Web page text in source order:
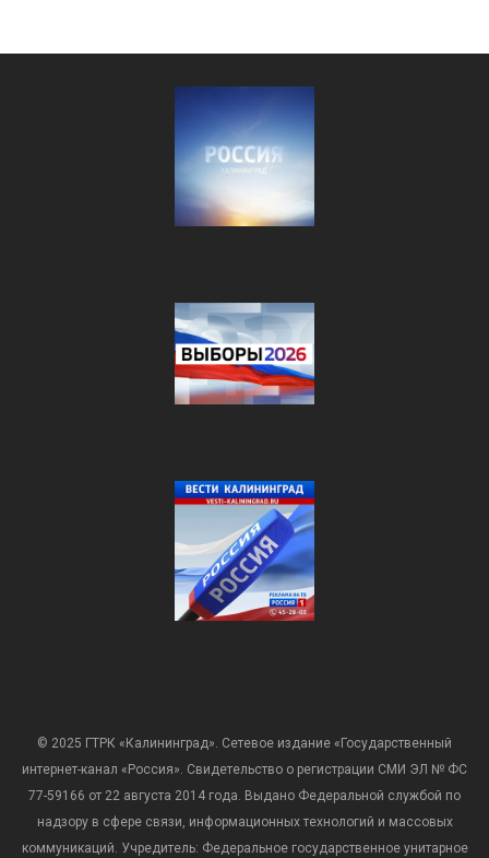
© 2025 ГТРК «Калининград». Сетевое издание «Государственный
интернет-канал «Россия». Свидетельство о регистрации СМИ ЭЛ № ФС
77-59166 от 22 августа 2014 года. Выдано Федеральной службой по
надзору в сфере связи, информационных технологий и массовых
коммуникаций. Учредитель: Федеральное государственное унитарное